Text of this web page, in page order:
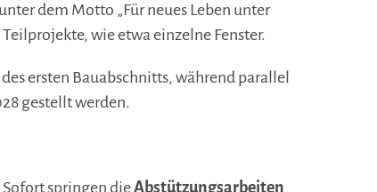
dem Motto „Für neues Leben unter
wie etwa einzelne Fenster.
ersten Bauabschnitts, während parallel
gestellt werden.
Sofort springen dieAbstützungsarbeiten